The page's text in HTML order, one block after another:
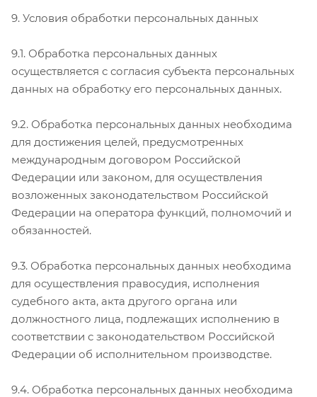
9. Условия обработки персональных данных
9.1. Обработка персональных данных
осуществляется с согласия субъекта персональных
данных на обработку его персональных данных.
9.2. Обработка персональных данных необходима
для достижения целей, предусмотренных
международным договором Российской
Федерации или законом, для осуществления
возложенных законодательством Российской
Федерации на оператора функций, полномочий и
обязанностей.
9.3. Обработка персональных данных необходима
для осуществления правосудия, исполнения
судебного акта, акта другого органа или
должностного лица, подлежащих исполнению в
соответствии с законодательством Российской
Федерации об исполнительном производстве.
9.4. Обработка персональных данных необходима